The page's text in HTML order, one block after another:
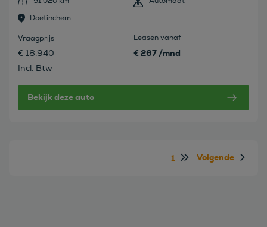
Doetinchem
Vraagprijs
€ 18.940
Incl. Btw
Leasen vanaf
€ 267 /mnd
Bekijk deze auto
1 Volgende